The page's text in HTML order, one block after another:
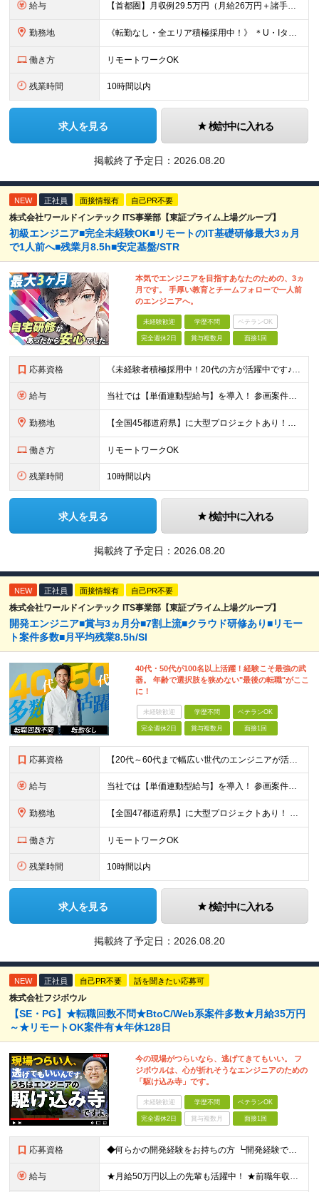
給与 【首都圏】月収例29.5万円（月給26万円＋諸手当） 【東海・関西】月収例28.5万円（月給25万円＋諸手当） 【九州】月収例26万円（月給23万円＋諸手当） ※経験・スキル・前職給与を踏まえ、総合
勤務地 《転勤なし・全エリア積極採用中！》 ＊U・Iターンも歓迎 ＊研修はオンライン実施 ★勤務エリアは下記よりお選びいただけます★ 【首都圏】東京・神奈川・千葉・埼玉 【東海】愛知 【関西】大阪、京都、兵庫
働き方 リモートワークOK
残業時間 10時間以内
求人を見る 検討中に入れる
掲載終了予定日： 2026.08.20
NEW 正社員 面接情報有 自己PR不要
株式会社ワールドインテック ITS事業部【東証プライム上場グループ】
初級エンジニア■完全未経験OK■リモートのIT基礎研修最大3ヵ月
で1人前へ■残業月8.5h■安定基盤/STR
本気でエンジニアを目指すあなたのための、3ヵ
月です。 手厚い教育とチームフォローで一人前
のエンジニアへ。
未経験歓迎 学歴不問 ベテランOK
完全週休2日 賞与複数月 面接1回
応募資格 《未経験者積極採用中！20代の方が活躍中です♪》 ◎約4割が実務未経験入社！ ■学歴・職歴は一切問いません！ ■第二新卒の方もお気軽にご相談ください♪ ■入社してから数年は、転勤の可能性があります
給与 当社では【単価連動型給与】を導入！ 参画案件の契約単価に連動して給与が決定。 還元率は単価の【70％～80％】と東証プライム上場グループとして高水準です！（社会保険料・教育コスト含む） ■関東：月給
勤務地 【全国45都道府県】に大型プロジェクトあり！※ 四国・沖縄を除く 主要勤務地： 北海道/宮城県/栃木県/埼玉県/千葉県/東京都/神奈川県/愛知県/大阪府/京都府/兵庫県/広島県/福岡県/熊本県 ※勤
働き方 リモートワークOK
残業時間 10時間以内
求人を見る 検討中に入れる
掲載終了予定日： 2026.08.20
NEW 正社員 面接情報有 自己PR不要
株式会社ワールドインテック ITS事業部【東証プライム上場グループ】
開発エンジニア■賞与3ヵ月分■7割上流■クラウド研修あり■リモー
ト案件多数■月平均残業8.5h/SI
40代・50代が100名以上活躍！経験こそ最強の武
器。 年齢で選択肢を狭めない"最後の転職"がここ
に！
未経験歓迎 学歴不問 ベテランOK
完全週休2日 賞与複数月 面接1回
応募資格 【20代～60代まで幅広い世代のエンジニアが活躍してます】 ■学歴不問 ■転職回数不問 ■開発経験（年数不問）をお持ちの方
給与 当社では【単価連動型給与】を導入！ 参画案件の契約単価に連動して給与が決定。 還元率は単価の【70％～80％】と東証プライム上場グループとして高水準です！（社会保険料・教育コスト含む） ■関東：月給
勤務地 【全国47都道府県】に大型プロジェクトあり！ 主要勤務地： 北海道/宮城県/栃木県/埼玉県/千葉県/東京都/神奈川県/愛知県/大阪府/京都府/兵庫県/広島県/福岡県/熊本県 ※勤務エリアは、あなたの
働き方 リモートワークOK
残業時間 10時間以内
求人を見る 検討中に入れる
掲載終了予定日： 2026.08.20
NEW 正社員 自己PR不要 話を聞きたい応募可
株式会社フジボウル
【SE・PG】★転職回数不問★BtoC/Web系案件多数★月給35万円
～★リモートOK案件有★年休128日
今の現場がつらいなら、逃げてきてもいい。 フ
ジボウルは、心が折れそうなエンジニアのための
「駆け込み寺」です。
未経験歓迎 学歴不問 ベテランOK
完全週休2日 賞与複数月 面接1回
応募資格 ◆何らかの開発経験をお持ちの方 ┗開発経験ではなく、運用・保守経験があるという方も、お気軽にご応募ください！ ┗ブランク・転職回数は不問です！ ┗ネガティブな応募理由も歓迎です！ ※学歴不問 ☆活か
給与 ★月給50万円以上の先輩も活躍中！ ★前職年収から80万円以上UP保証 月給35万円～ ※月給には固定残業代を含む(月20時間分/2万6000円～/超過分別途支給） ※残業がなくても上記支給(基本残